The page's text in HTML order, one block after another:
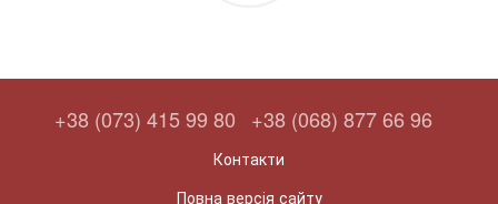
+38 (073) 415 99 80 +38 (068) 877 66 96
Контакти
Повна версія сайту